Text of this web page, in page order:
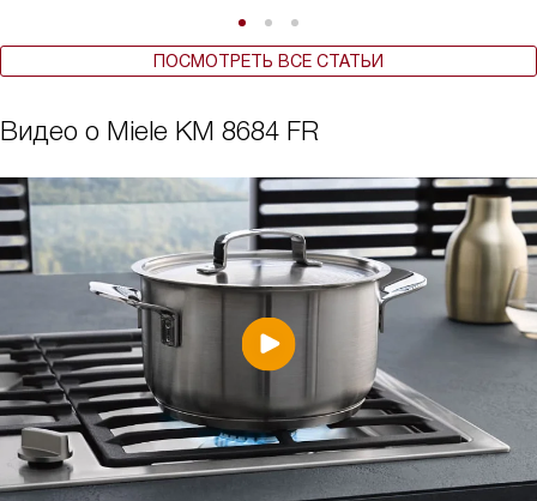
ПОСМОТРЕТЬ ВСЕ СТАТЬИ
Видео о Miele KM 8684 FR